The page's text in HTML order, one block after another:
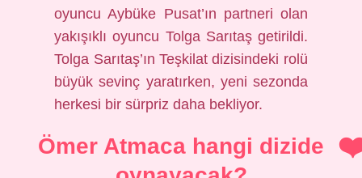
oyuncu Aybüke Pusat’ın partneri olan
yakışıklı oyuncu Tolga Sarıtaş getirildi.
Tolga Sarıtaş’ın Teşkilat dizisindeki rolü
büyük sevinç yaratırken, yeni sezonda
herkesi bir sürpriz daha bekliyor.
Ömer Atmaca hangi dizide